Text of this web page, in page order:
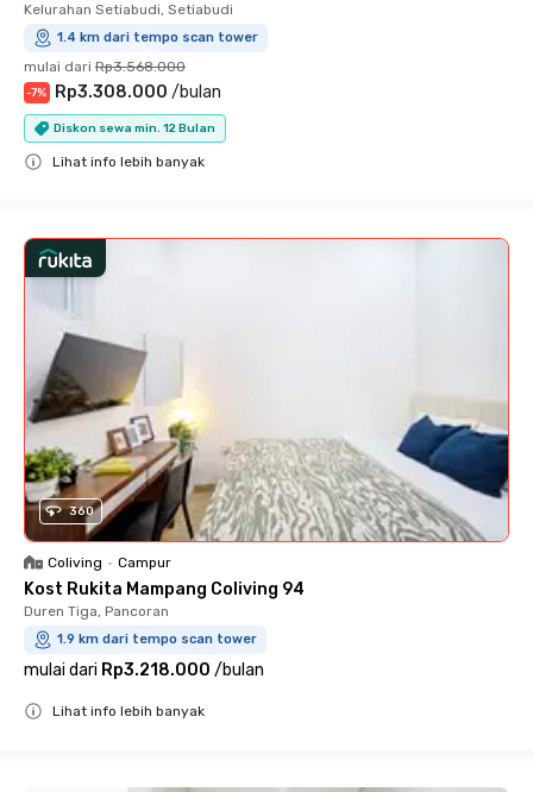
Kelurahan Setiabudi, Setiabudi
1.4 km dari tempo scan tower
mulai dari Rp3.568.000
-7% Rp3.308.000 /bulan
Diskon sewa min. 12 Bulan
Lihat info lebih banyak
360
Coliving • Campur
Kost Rukita Mampang Coliving 94
Duren Tiga, Pancoran
1.9 km dari tempo scan tower
mulai dari Rp3.218.000 /bulan
Lihat info lebih banyak